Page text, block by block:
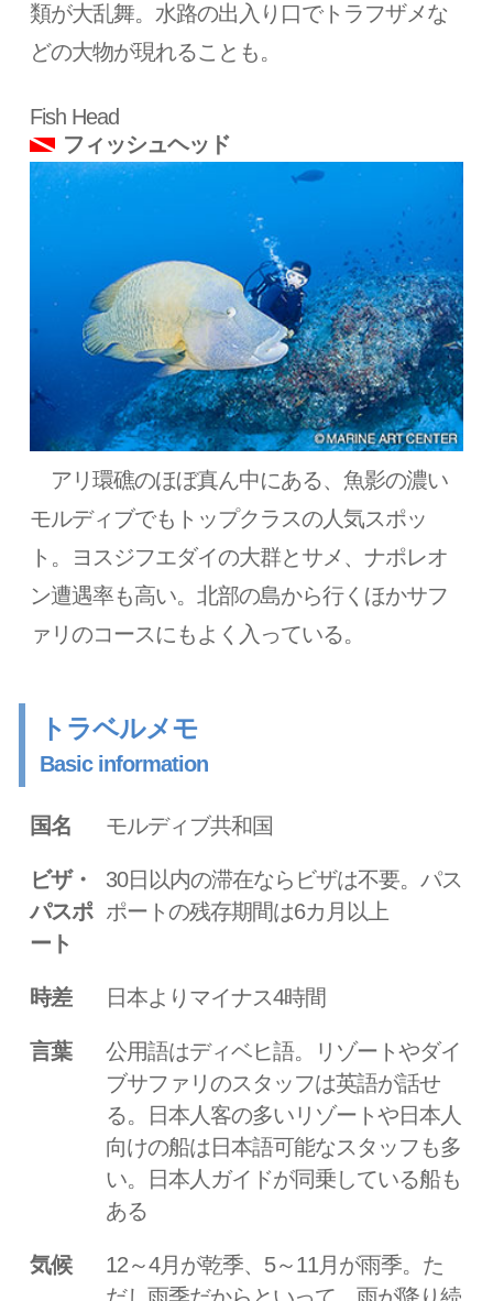
類が大乱舞。水路の出入り口でトラフザメな
どの大物が現れることも。
Fish Head
フィッシュヘッド
アリ環礁のほぼ真ん中にある、魚影の濃い
モルディブでもトップクラスの人気スポッ
ト。ヨスジフエダイの大群とサメ、ナポレオ
ン遭遇率も高い。北部の島から行くほかサフ
ァリのコースにもよく入っている。
トラベルメモ
Basic information
国名 モルディブ共和国
ビザ・
パスポ
ート
30日以内の滞在ならビザは不要。パス
ポートの残存期間は6カ月以上
時差 日本よりマイナス4時間
言葉
公用語はディベヒ語。リゾートやダイ
ブサファリのスタッフは英語が話せ
る。日本人客の多いリゾートや日本人
向けの船は日本語可能なスタッフも多
い。日本人ガイドが同乗している船も
ある
気候
12～4月が乾季、5～11月が雨季。た